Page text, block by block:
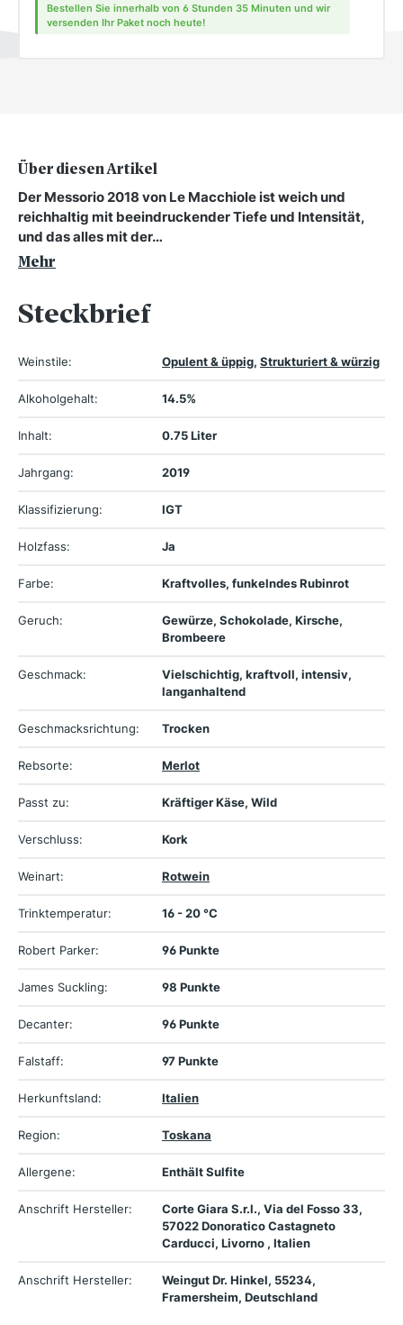
Bestellen Sie innerhalb von 6 Stunden 35 Minuten und wir
versenden Ihr Paket noch heute!
Über diesen Artikel
Der Messorio 2018 von Le Macchiole ist weich und
reichhaltig mit beeindruckender Tiefe und Intensität,
und das alles mit der…
Mehr
Steckbrief
Weinstile: Opulent & üppig, Strukturiert & würzig
Alkoholgehalt: 14.5%
Inhalt: 0.75 Liter
Jahrgang: 2019
Klassifizierung: IGT
Holzfass: Ja
Farbe: Kraftvolles, funkelndes Rubinrot
Geruch:
Gewürze, Schokolade, Kirsche,
Brombeere
Geschmack:
Vielschichtig, kraftvoll, intensiv,
langanhaltend
Geschmacksrichtung: Trocken
Rebsorte: Merlot
Passt zu: Kräftiger Käse, Wild
Verschluss: Kork
Weinart: Rotwein
Trinktemperatur: 16 - 20 °C
Robert Parker: 96 Punkte
James Suckling: 98 Punkte
Decanter: 96 Punkte
Falstaff: 97 Punkte
Herkunftsland: Italien
Region: Toskana
Allergene: Enthält Sulfite
Anschrift Hersteller:
Corte Giara S.r.l., Via del Fosso 33,
57022 Donoratico Castagneto
Carducci, Livorno , Italien
Anschrift Hersteller:
Weingut Dr. Hinkel, 55234,
Framersheim, Deutschland